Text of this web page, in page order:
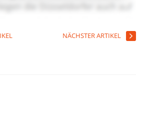
NÄCHSTER ARTIKEL